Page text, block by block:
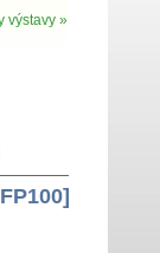
výstavy »